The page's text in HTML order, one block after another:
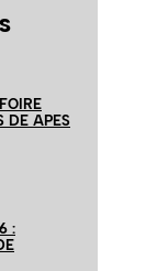
DE APES
: